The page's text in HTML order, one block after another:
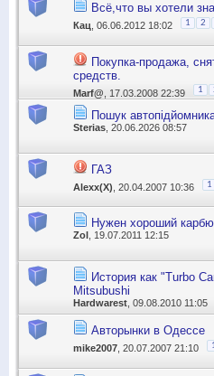
Всё,что вы хотели
Кац , 06.06.2012 18:02 1 2
Покупка-продажа,
средств.
Marf@ , 17.03.2008 22:39 1
Пошук
Sterias, 20.06.2026 08:57
ГАЗ
Alexx(X) , 20.04.2007 10:36 1
Нужен хороший
Zol , 19.07.2011 12:15
История как "Turbo
Mitsubushi
Hardwarest , 09.08.2010 11:05
Авторынки в Одессе
mike2007 , 20.07.2007 21:10